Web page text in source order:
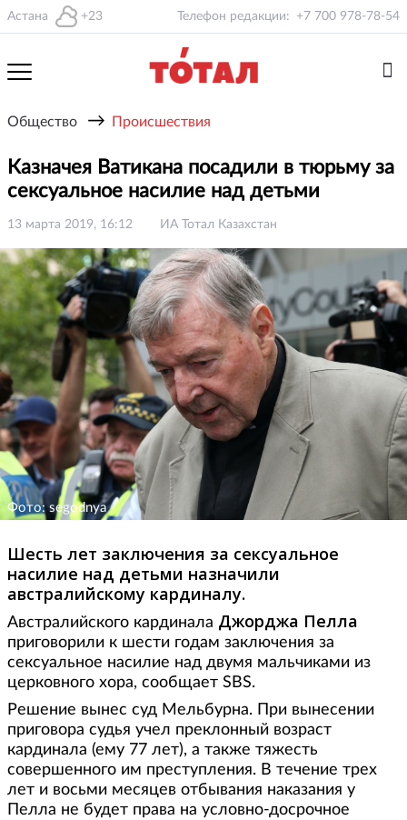
Астана +23 Телефон редакции: +7 700 978-78-54
Общество → Происшествия
Казначея Ватикана посадили в тюрьму за
сексуальное насилие над детьми
13 марта 2019, 16:12 ИА Тотал Казахстан
Фото: segodnya
Шесть лет заключения за сексуальное
насилие над детьми назначили
австралийскому кардиналу.
Австралийского кардинала Джорджа Пелла
приговорили к шести годам заключения за
сексуальное насилие над двумя мальчиками из
церковного хора, сообщает SBS.
Решение вынес суд Мельбурна. При вынесении
приговора судья учел преклонный возраст
кардинала (ему 77 лет), а также тяжесть
совершенного им преступления. В течение трех
лет и восьми месяцев отбывания наказания у
Пелла не будет права на условно-досрочное